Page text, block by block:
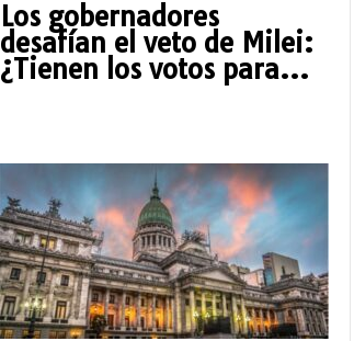
Los gobernadores
desafían el veto de Milei:
¿Tienen los votos para...